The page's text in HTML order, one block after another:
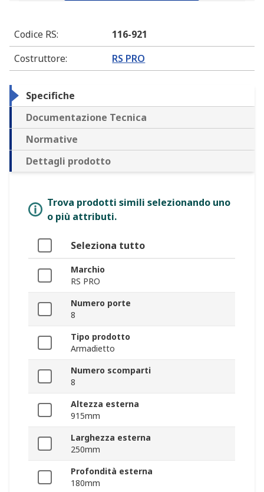
Codice RS:
116-921
Costruttore: RS PRO
Specifiche
Documentazione Tecnica
Normative
Dettagli prodotto
Trova prodotti simili selezionando uno
o più attributi.
Seleziona tutto
Marchio
RS PRO
Numero porte
8
Tipo prodotto
Armadietto
Numero scomparti
8
Altezza esterna
915mm
Larghezza esterna
250mm
Profondità esterna
180mm